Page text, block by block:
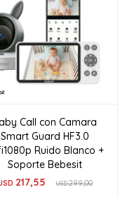
Call con Camara
Smart Guard HF3.0
Ruido Blanco +
Soporte Bebesit
217,55 USD299,00